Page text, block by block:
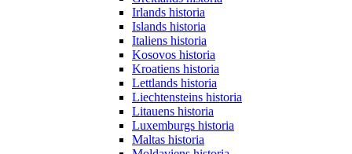
Irlands historia
Islands historia
Italiens historia
Kosovos historia
Kroatiens historia
Lettlands historia
Liechtensteins historia
Litauens historia
Luxemburgs historia
Maltas historia